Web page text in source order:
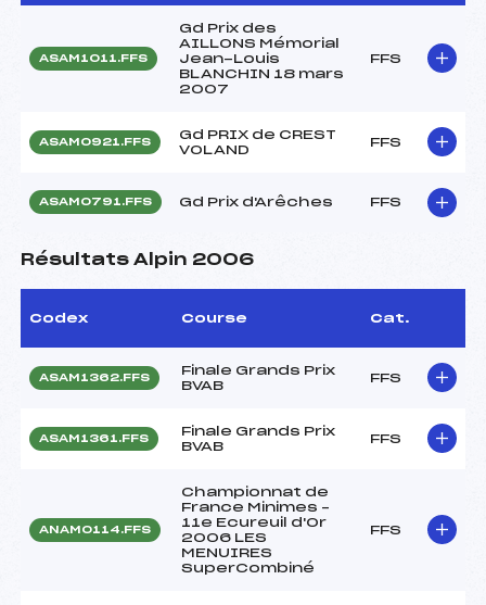
ASAM1011.FFS
Gd Prix des
AILLONS Mémorial
Jean-Louis
BLANCHIN 18 mars
2007
FFS
ASAM0921.FFS
Gd PRIX de CREST
VOLAND
FFS
ASAM0791.FFS Gd Prix d'Arêches FFS
Résultats Alpin 2006
Codex Course Cat.
ASAM1362.FFS
Finale Grands Prix
BVAB
FFS
ASAM1361.FFS
Finale Grands Prix
BVAB
FFS
ANAM0114.FFS
Championnat de
France Minimes –
11e Ecureuil d'Or
2006 LES
MENUIRES
SuperCombiné
FFS